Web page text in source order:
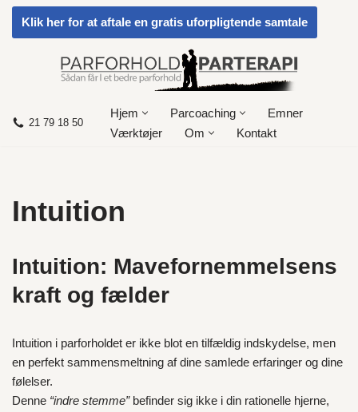
Spring
Klik her for at aftale en gratis uforpligtende samtale
21 79 18 50
Hjem Parcoaching
Emner
Værktøjer
Om Kontakt
Intuition
Intuition: Mavefornemmelsens
kraft og fælder
Intuition i parforholdet er ikke blot en tilfældig indskydelse, men
en perfekt sammensmeltning af dine samlede erfaringer og dine
følelser.
Denne “indre stemme”befinder sig ikke i din rationelle hjerne,